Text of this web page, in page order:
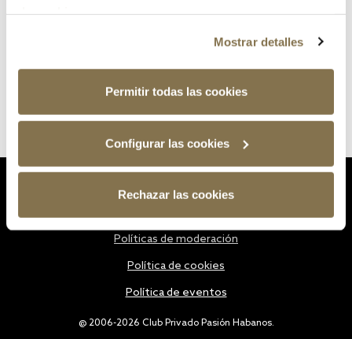
Mostrar detalles
Permitir todas las cookies
Configurar las cookies
Rechazar las cookies
@ 2006-2026 Club Privado Pasión Habanos.
Políticas de moderación
Política de cookies
Política de eventos